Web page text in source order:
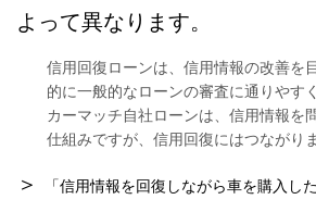
よって異なります。
信用回復ローンは、信用情報の改善を
的に一般的なローンの審査に通りやす
カーマッチ自社ローンは、信用情報を
仕組みですが、信用回復にはつながり
＞ 「信用情報を回復しながら車を購入し